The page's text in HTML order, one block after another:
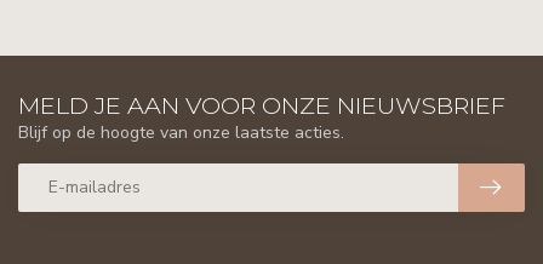
MELD JE AAN VOOR ONZE NIEUWSBRIEF
Blijf op de hoogte van onze laatste acties.